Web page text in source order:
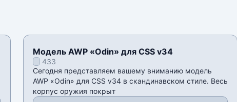
Модель AWP «Odin» для CSS v34
433
Сегодня представляем вашему вниманию модель
AWP «Odin» для CSS v34 в скандинавском стиле. Весь
корпус оружия покрыт